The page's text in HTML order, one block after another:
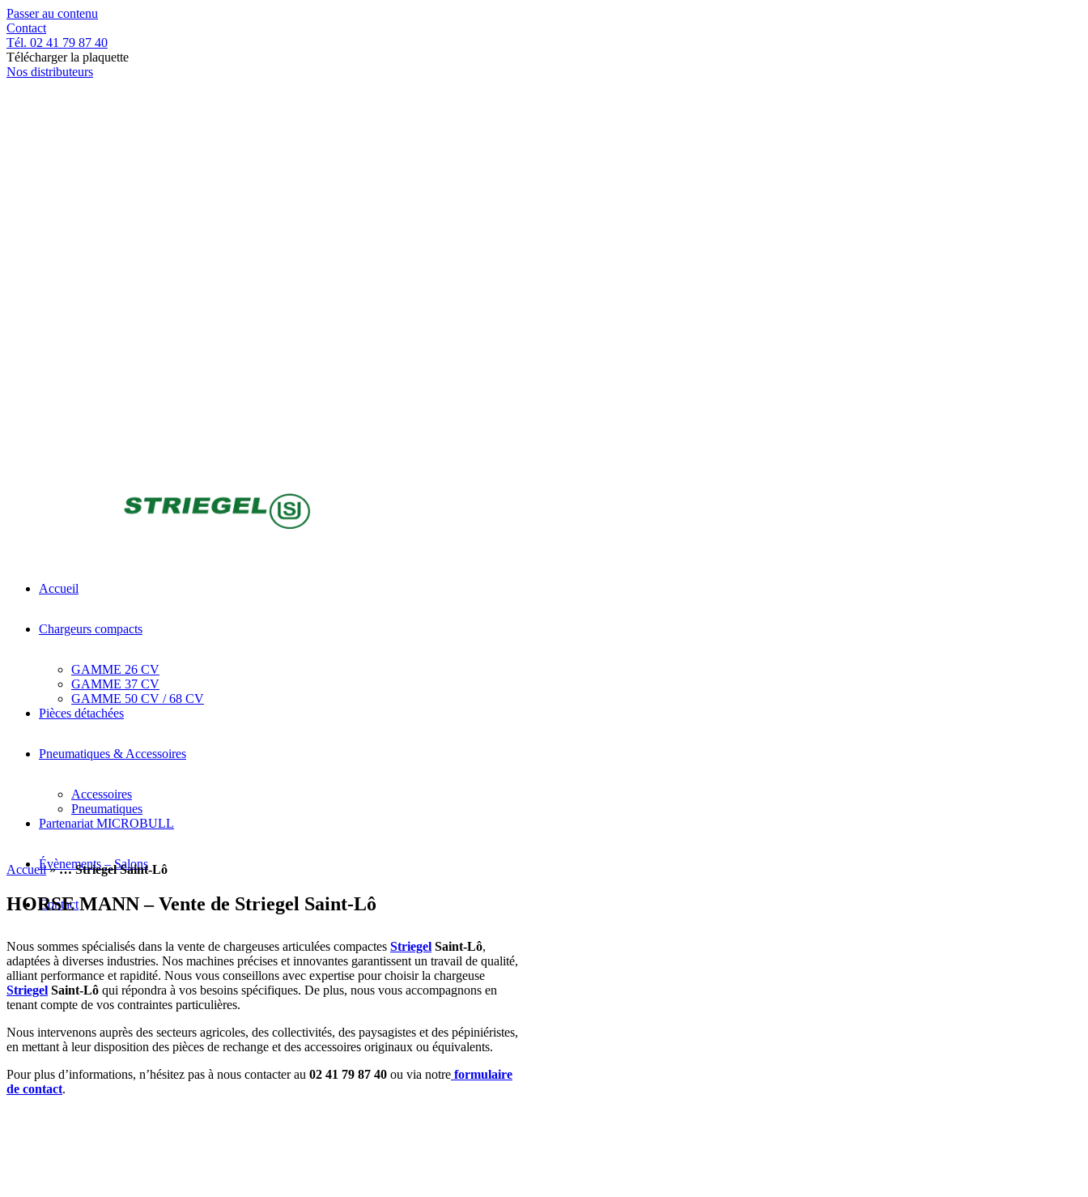
Passer au contenu
Contact
Tél. 02 41 79 87 40
Télécharger la plaquette
Nos distributeurs
Accueil
Chargeurs compacts
GAMME 26 CV
GAMME 37 CV
GAMME 50 CV / 68 CV
Pièces détachées
Pneumatiques & Accessoires
Accessoires
Pneumatiques
Partenariat MICROBULL
Évènements – Salons
Contact
Accueil»… Striegel Saint-Lô
HORSE MANN – Vente de Striegel Saint-Lô
Nous sommes spécialisés dans la vente de chargeuses articulées compactes Striegel Saint-Lô,
adaptées à diverses industries. Nos machines précises et innovantes garantissent un travail de qualité,
alliant performance et rapidité. Nous vous conseillons avec expertise pour choisir la chargeuse
Striegel Saint-Lô qui répondra à vos besoins spécifiques. De plus, nous vous accompagnons en
tenant compte de vos contraintes particulières.
Nous intervenons auprès des secteurs agricoles, des collectivités, des paysagistes et des pépiniéristes,
en mettant à leur disposition des pièces de rechange et des accessoires originaux ou équivalents.
Pour plus d’informations, n’hésitez pas à nous contacter au 02 41 79 87 40 ou via notre formulaire
de contact.